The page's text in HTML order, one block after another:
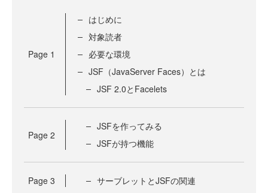
Page 1
はじめに
対象読者
必要な環境
JSF（JavaServer Faces）とは
JSF 2.0とFacelets
Page 2
JSFを作ってみる
JSFが持つ機能
Page 3 サーブレットとJSFの関連